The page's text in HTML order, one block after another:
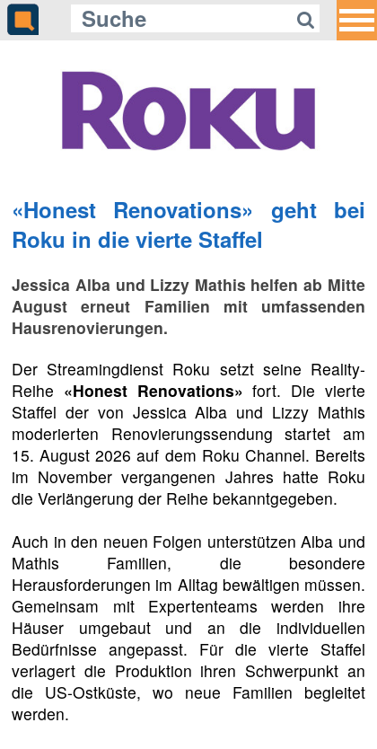
«Honest Renovations» geht bei
Roku in die vierte Staffel
Jessica Alba und Lizzy Mathis helfen ab Mitte
August erneut Familien mit umfassenden
Hausrenovierungen.
Der Streamingdienst Roku setzt seine Reality-
Reihe «Honest Renovations» fort. Die vierte
Staffel der von Jessica Alba und Lizzy Mathis
moderierten Renovierungssendung startet am
15. August 2026 auf dem Roku Channel. Bereits
im November vergangenen Jahres hatte Roku
die Verlängerung der Reihe bekanntgegeben.
Auch in den neuen Folgen unterstützen Alba und
Mathis Familien, die besondere
Herausforderungen im Alltag bewältigen müssen.
Gemeinsam mit Expertenteams werden ihre
Häuser umgebaut und an die individuellen
Bedürfnisse angepasst. Für die vierte Staffel
verlagert die Produktion ihren Schwerpunkt an
die US-Ostküste, wo neue Familien begleitet
werden.